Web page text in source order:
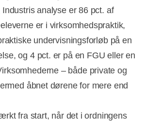
analyse er 86 pct. af
er i virksomhedspraktik,
undervisningsforløb på en
og 4 pct. er på en FGU eller en
– både private og
åbnet dørene for mere end
fra start, når det i ordningens